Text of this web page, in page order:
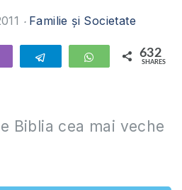
Familie și Societate
Telegram WhatsApp
632
SHARES
Biblia cea mai veche